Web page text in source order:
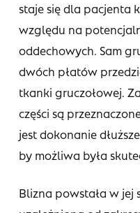
staje się dla pacjenta
względu na
oddechowych. Sam
dwóch płatów
tkanki gruczołowej.
części są
jest dokonanie
by możliwa była
Blizna powstała w jej